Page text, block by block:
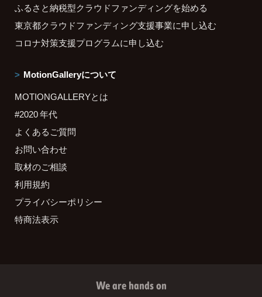
ふるさと納税型クラウドファンディングを始める
東京都クラウドファンディング支援事業に申し込む
コロナ対策支援プログラムに申し込む
MotionGalleryについて
MOTIONGALLERYとは
#2020 年代
よくあるご質問
お問い合わせ
取材のご相談
利用規約
プライバシーポリシー
特商法表示
We are hands on